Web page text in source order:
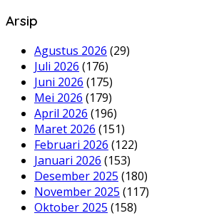
Arsip
Agustus 2026 (29)
Juli 2026 (176)
Juni 2026 (175)
Mei 2026 (179)
April 2026 (196)
Maret 2026 (151)
Februari 2026 (122)
Januari 2026 (153)
Desember 2025 (180)
November 2025 (117)
Oktober 2025 (158)